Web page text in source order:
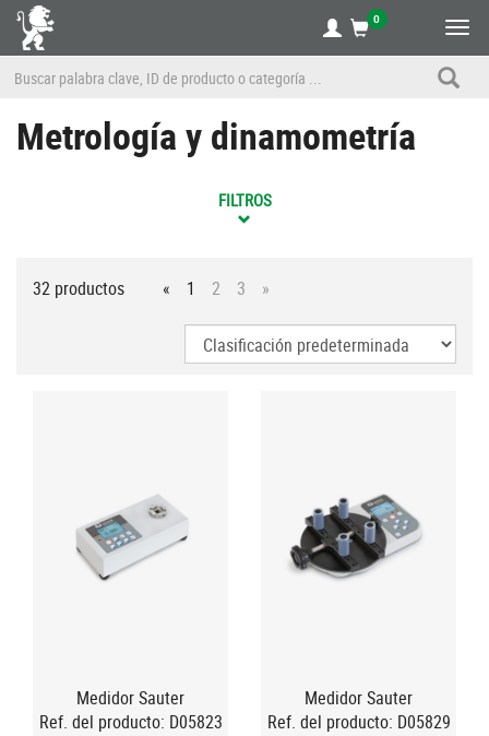
0
Metrología y dinamometría
FILTROS
32 productos « 1 2 3 »
Medidor Sauter
Ref. del producto: D05823
Medidor Sauter
Ref. del producto: D05829